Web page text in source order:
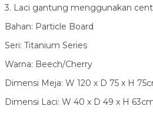
3. Laci gantung menggunakan
Bahan: Particle Board
Seri: Titanium Series
Warna: Beech/Cherry
Dimensi Meja: W 120 x D 75 x H
Dimensi Laci: W 40 x D 49 x H